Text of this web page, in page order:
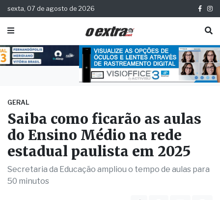
sexta, 07 de agosto de 2026
GERAL
Saiba como ficarão as aulas
do Ensino Médio na rede
estadual paulista em 2025
Secretaria da Educação ampliou o tempo de aulas para
50 minutos